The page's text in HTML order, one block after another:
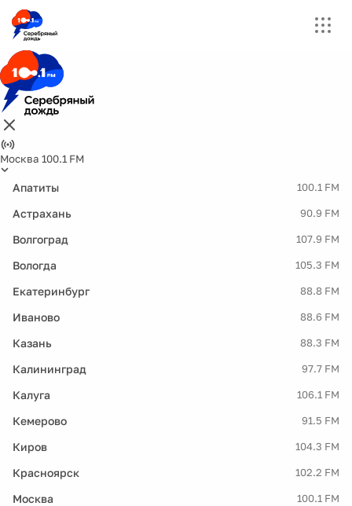
Москва 100.1 FM
Апатиты 100.1 FM
Астрахань 90.9 FM
Волгоград 107.9 FM
Вологда 105.3 FM
Екатеринбург 88.8 FM
Иваново 88.6 FM
Казань 88.3 FM
Калининград 97.7 FM
Калуга 106.1 FM
Кемерово 91.5 FM
Киров 104.3 FM
Красноярск 102.2 FM
Москва 100.1 FM